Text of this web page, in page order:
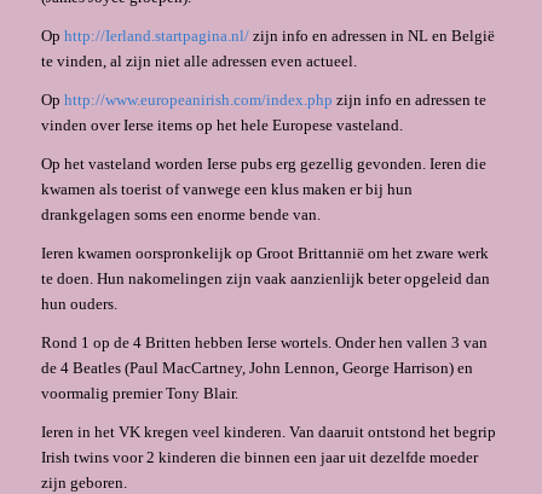
Op http://Ierland.startpagina.nl/zijn info en adressen in NL en België
te vinden, al zijn niet alle adressen even actueel.
Op http://www.europeanirish.com/index.php zijn info en adressen te
vinden over Ierse items op het hele Europese vasteland.
Op het vasteland worden Ierse pubs erg gezellig gevonden. Ieren die
kwamen als toerist of vanwege een klus maken er bij hun
drankgelagen soms een enorme bende van.
Ieren kwamen oorspronkelijk op Groot Brittannië om het zware werk
te doen. Hun nakomelingen zijn vaak aanzienlijk beter opgeleid dan
hun ouders.
Rond 1 op de 4 Britten hebben Ierse wortels. Onder hen vallen 3 van
de 4 Beatles (Paul MacCartney, John Lennon, George Harrison) en
voormalig premier Tony Blair.
Ieren in het VK kregen veel kinderen. Van daaruit ontstond het begrip
Irish twins voor 2 kinderen die binnen een jaar uit dezelfde moeder
zijn geboren.